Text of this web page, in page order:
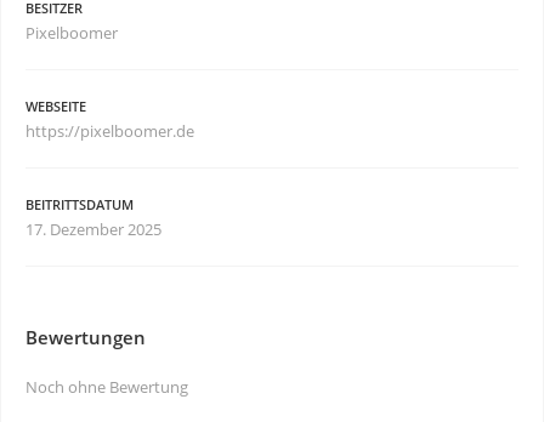
BESITZER
Pixelboomer
WEBSEITE
https://pixelboomer.de
BEITRITTSDATUM
17. Dezember 2025
Bewertungen
Noch ohne Bewertung